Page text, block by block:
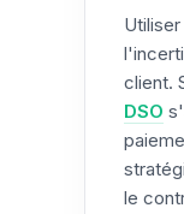
client.
DSO
le